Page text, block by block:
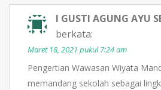
I GUSTI AGUNG AYU
berkata:
Maret 18, 2021 pukul 7:24 am
Pengertian Wawasan Wiyata
memandang sekolah sebagai